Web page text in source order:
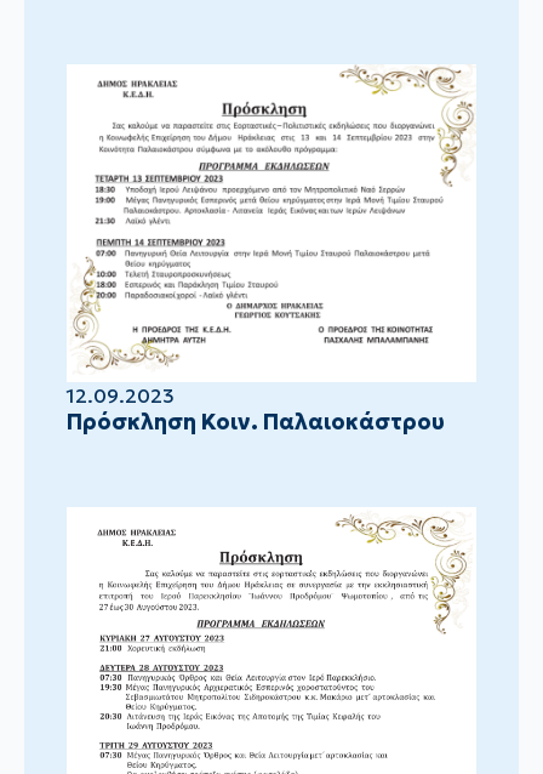
12.09.2023
Πρόσκληση Κοιν. Παλαιοκάστρου